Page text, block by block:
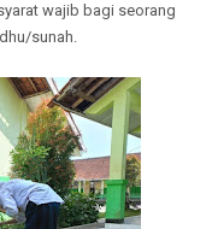
wajib bagi seorang
sunah.